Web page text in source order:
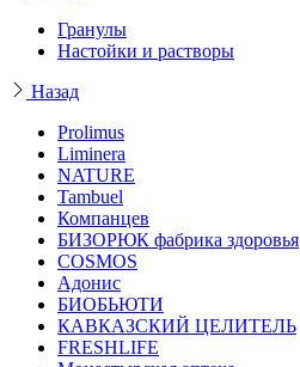
Гранулы
Настойки и растворы
Назад
Prolimus
Liminera
NATURE
Tambuel
Компанцев
БИЗОРЮК фабрика здоровья
COSMOS
Адонис
БИОБЬЮТИ
КАВКАЗСКИЙ ЦЕЛИТЕЛЬ
FRESHLIFE